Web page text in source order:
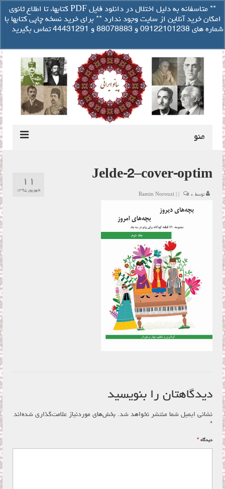
** متاسفانه به دلیل اختلال در دانلود فایل PDF کتابها، تا اطلاع ثانوی
امکان خرید آنلاین از سایت وجود ندارد ** برای خرید نسخه چاپی کتابها با
شماره های 09122101238 و 88078883 و 44431291 تماس بگیرید
تصفیه حساب سبد خرید شما- ۰ ریال
جستجو
منو
دانلود فایل صوتی
فروشگاه
سبد خرید
تماس با ما
۱۱
شهریور ۱۳۹۵
Jelde-2–cover-optim
توسط Ramin Norouzi ۰
دیدگاهتان را بنویسید
نشانی ایمیل شما منتشر نخواهد شد. بخش‌های موردنیاز علامت‌گذاری شده‌اند
*
دیدگاه *